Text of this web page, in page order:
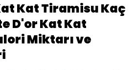
Kat Tiramisu Kaç
D'or Kat Kat
Miktarı ve